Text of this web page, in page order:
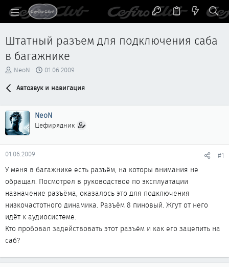
Штатный разъем для подключения саба
в багажнике
А
т
е
м
ы
NeoN
Д
т
а
ч
л
01.06.2009
Автозвук и навигация
NeoN
Цефирядник
01.06.2009 #1
У меня в багажнике есть разъём, на которы внимания не
обращал. Посмотрел в руководствое по эксплуатации
назначение разъёма, оказалось это для подключения
низкочастотного динамика. Разъём 8 пиновый. Жгут от него
идёт к аудиосистеме.
Кто пробовал задействовать этот разъём и как его зацепить на
саб?